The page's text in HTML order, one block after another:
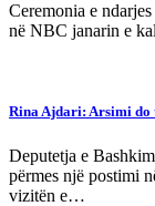
Ceremonia e
në NBC janarin e
Rina Ajdari: Arsimi do
Deputetja e
përmes një postimi
vizitën e…